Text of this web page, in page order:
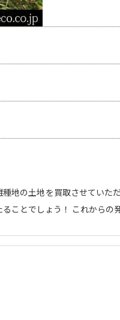
地の土地を買取させていた
ことでしょう！ これからの